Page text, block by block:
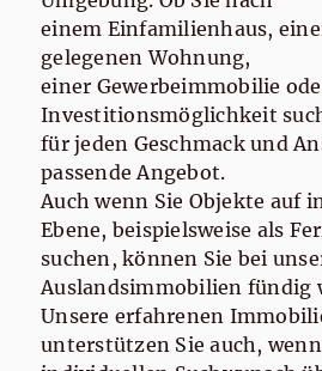
einem Einfamilienhaus,
gelegenen Wohnung,
einer Gewerbeimmobilie
Investitionsmöglichkeit
für jeden Geschmack und
passende Angebot.
Auch wenn Sie Objekte auf
Ebene, beispielsweise als
suchen, können Sie bei
Auslandsimmobilien fündig
Unsere erfahrenen
unterstützen Sie auch,